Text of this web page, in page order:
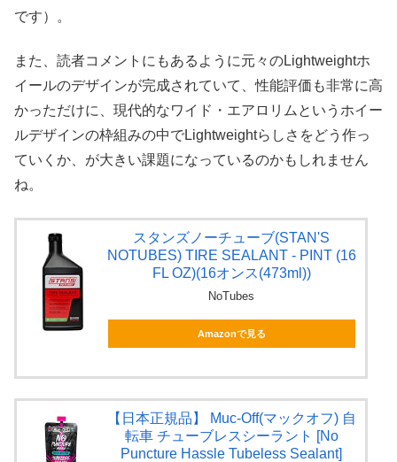
です）。
また、読者コメントにもあるように元々のLightweightホ
イールのデザインが完成されていて、性能評価も非常に高
かっただけに、現代的なワイド・エアロリムというホイー
ルデザインの枠組みの中でLightweightらしさをどう作っ
ていくか、が大きい課題になっているのかもしれません
ね。
スタンズノーチューブ(STAN'S
NOTUBES) TIRE SEALANT - PINT (16
FL OZ)(16オンス(473ml))
NoTubes
Amazonで見る
【日本正規品】 Muc-Off(マックオフ) 自
転車 チューブレスシーラント [No
Puncture Hassle Tubeless Sealant]